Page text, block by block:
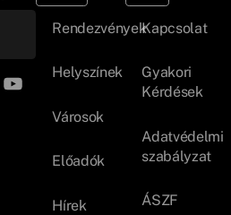
Rendezvények
Helyszínek
Városok
Előadók
Hírek
Kapcsolat
Gyakori
Kérdések
Adatvédelmi
szabályzat
ÁSZF